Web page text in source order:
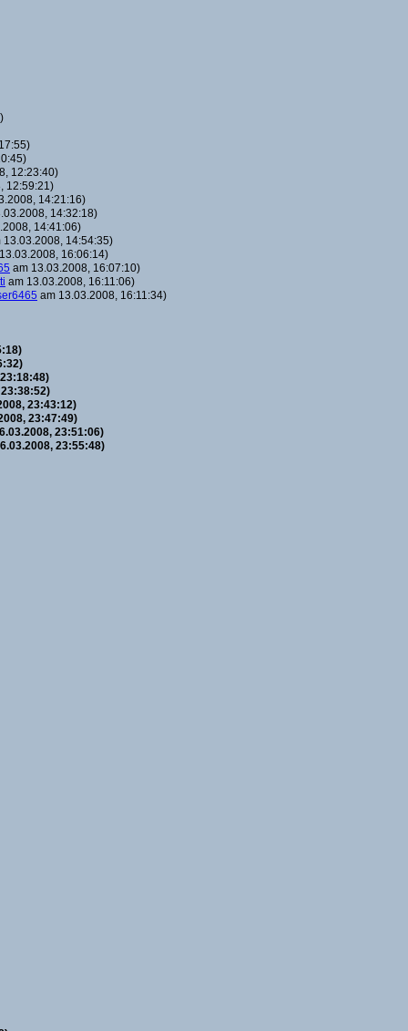
12:23:40)
12:59:21)
14:21:16)
14:32:18)
14:41:06)
14:54:35)
16:06:14)
am 13.03.2008, 16:07:10)
am 13.03.2008, 16:11:06)
am 13.03.2008, 16:11:34)
23:43:12)
23:47:49)
23:51:06)
23:55:48)